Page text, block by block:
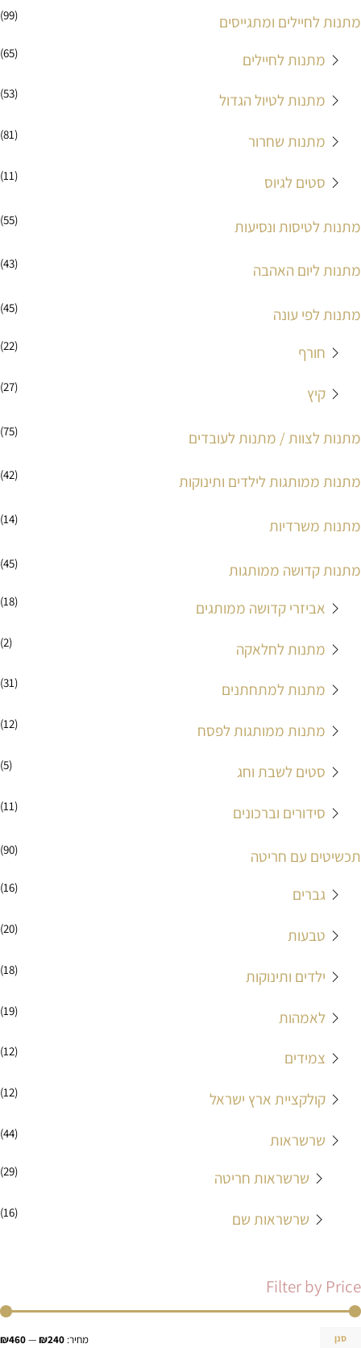
מתנות לחיילים ומתגייסים (99)
מתנות לחיילים (65)
מתנות לטיול הגדול (53)
מתנות שחרור (81)
סטים לגיוס (11)
מתנות לטיסות ונסיעות (55)
מתנות ליום האהבה (43)
מתנות לפי עונה (45)
חורף (22)
קיץ (27)
מתנות לצוות / מתנות לעובדים (75)
מתנות ממותגות לילדים ותינוקות (42)
מתנות משרדיות (14)
מתנות קדושה ממותגות (45)
אביזרי קדושה ממותגים (18)
מתנות לחלאקה (2)
מתנות למתחתנים (31)
מתנות ממותגות לפסח (12)
סטים לשבת וחג (5)
סידורים וברכונים (11)
תכשיטים עם חריטה (90)
גברים (16)
טבעות (20)
ילדים ותינוקות (18)
לאמהות (19)
צמידים (12)
קולקציית ארץ ישראל (12)
שרשראות (44)
שרשראות חריטה (29)
שרשראות שם (16)
Filter by Price
סנן מחיר: ₪240
—
₪460